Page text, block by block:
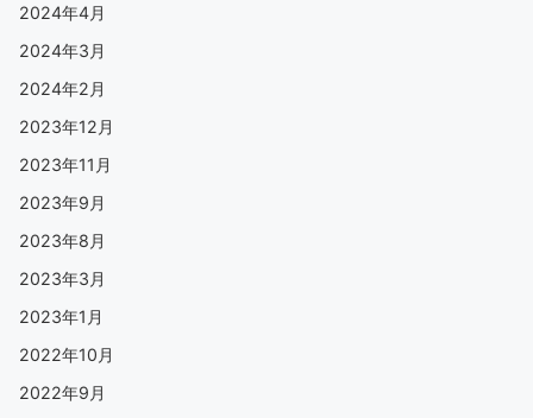
2024年4月
2024年3月
2024年2月
2023年12月
2023年11月
2023年9月
2023年8月
2023年3月
2023年1月
2022年10月
2022年9月